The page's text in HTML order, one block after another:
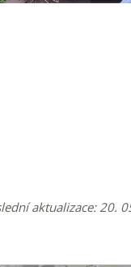
aktualizace: 20.